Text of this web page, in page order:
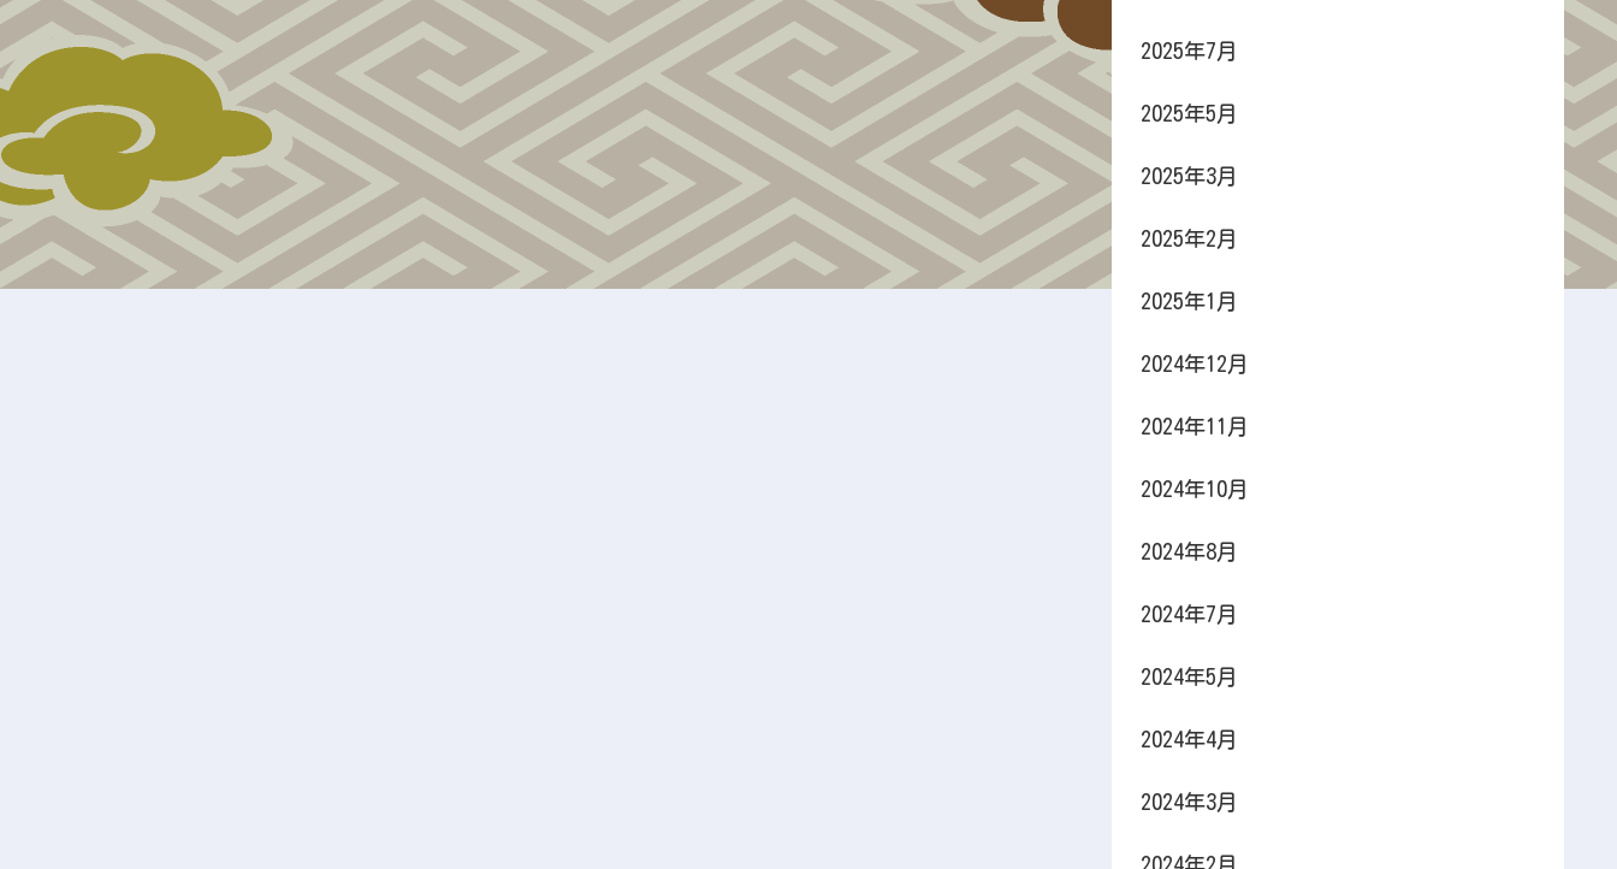
2025年7月
2025年5月
2025年3月
2025年2月
2025年1月
2024年12月
2024年11月
2024年10月
2024年8月
2024年7月
2024年5月
2024年4月
2024年3月
2024年2月